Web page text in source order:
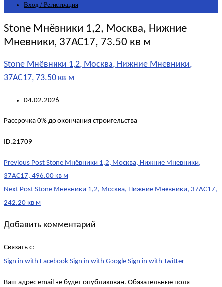
Вход / Регистрация
Stone Мнёвники 1,2, Москва, Нижние
Мневники, 37АС17, 73.50 кв м
Stone Мнёвники 1,2, Москва, Нижние Мневники,
37АС17, 73.50 кв м
04.02.2026
Рассрочка 0% до окончания строительства
ID.21709
Post
navigation
Previous Post Stone Мнёвники 1,2, Москва, Нижние Мневники,
37АС17, 496.00 кв м
Next Post Stone Мнёвники 1,2, Москва, Нижние Мневники, 37АС17,
242.20 кв м
Добавить комментарий
Связать с:
Sign in with Facebook Sign in with Google Sign in with Twitter
Ваш адрес email не будет опубликован. Обязательные поля